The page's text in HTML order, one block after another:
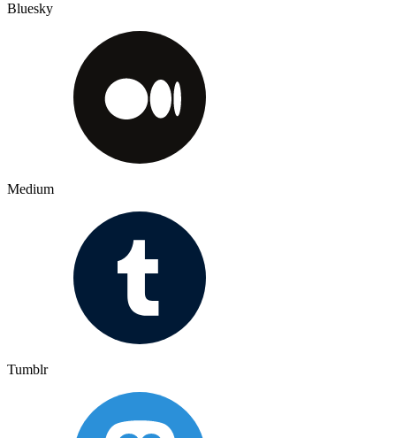
Bluesky
Medium
Tumblr